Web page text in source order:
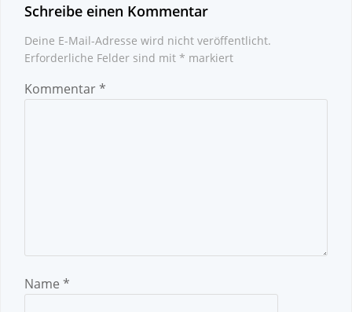
Schreibe einen Kommentar
Deine E-Mail-Adresse wird nicht veröffentlicht.
Erforderliche Felder sind mit * markiert
Kommentar*
Name *